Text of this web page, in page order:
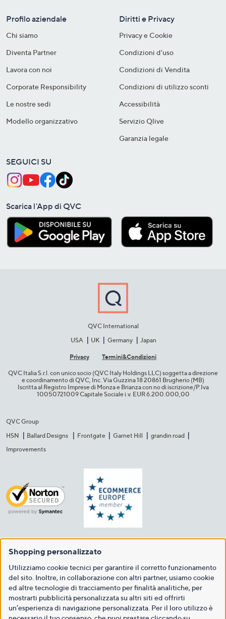
Profilo aziendale
Chi siamo
Diventa Partner
Lavora con noi
Corporate Responsibility
Le nostre sedi
Modello organizzativo
Diritti e Privacy
Privacy e Cookie
Condizioni d'uso
Condizioni di Vendita
Condizioni di utilizzo sconti
Accessibilità
Servizio Qlive
Garanzia legale
SEGUICI SU
Scarica l'App di QVC
QVC International
USA
UK Germany Japan
Privacy Termini&C​ondizioni
QVC Italia S.r.l. con unico socio (QVC Italy Holdings LLC) soggetta a direzione
e coordinamento di QVC, Inc. Via Guzzina 18 20861 Brugherio (MB)​
Iscritta al Registro Imprese di Monza e Brianza con no di iscrizione/P.Iva
10050721009 Capitale Sociale i.v. EUR 6.200.000,00​
QVC Group
HSN
Ballard Designs Frontgate Garnet Hill
grandin road
Improvements
Shopping personalizzato
Utilizziamo cookie tecnici per garantire il corretto funzionamento
del sito. Inoltre, in collaborazione con altri partner, usiamo cookie
ed altre tecnologie di tracciamento per finalità analitiche, per
mostrarti pubblicità personalizzata su altri siti ed offrirti
un’esperienza di navigazione personalizzata. Per il loro utilizzo è